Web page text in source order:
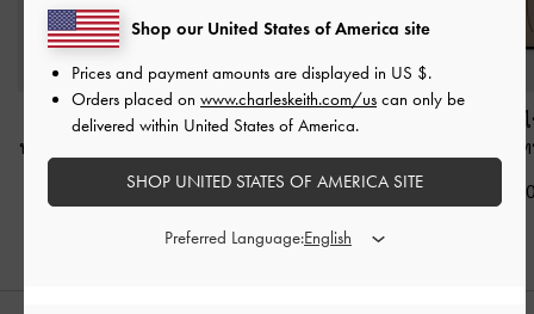
กระเป๋าถือเอฟเฟกต์ลาย
หนังจระเข้รุ่น Aubrielle
สีโทป
กระเป๋าโท้ทประดับสาย
โทป
กระเป๋าสะพาย
สีโ
฿2,990.00
Shop our United States of America site
Prices and payment amounts are displayed in US $.
Orders placed on www.charleskeith.com/us can only be
delivered within United States of America.
SHOP UNITED STATES OF AMERICA SITE
Preferred Language: